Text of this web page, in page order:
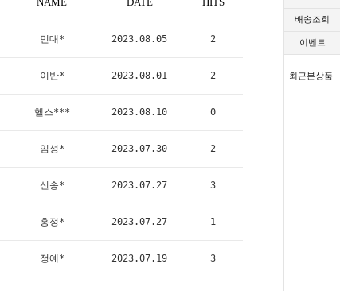
배송조회
이벤트
최근본상품
민대* 2023.08.05 2
이반* 2023.08.01 2
헬스*** 2023.08.10 0
임성* 2023.07.30 2
신송* 2023.07.27 3
홍정* 2023.07.27 1
정예* 2023.07.19 3